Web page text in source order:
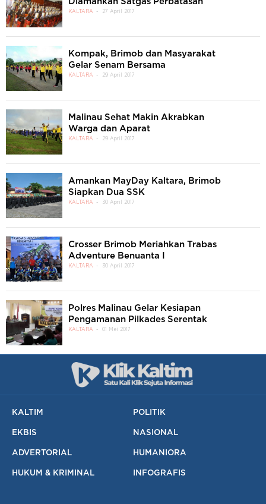
KALTARA 27 April 2017
Kompak, Brimob dan Masyarakat
Gelar Senam Bersama
KALTARA 29 April 2017
Malinau Sehat Makin Akrabkan
Warga dan Aparat
KALTARA 29 April 2017
Amankan MayDay Kaltara, Brimob
Siapkan Dua SSK
KALTARA 30 April 2017
Crosser Brimob Meriahkan Trabas
Adventure Benuanta I
KALTARA 30 April 2017
Polres Malinau Gelar Kesiapan
Pengamanan Pilkades Serentak
KALTARA 01 Mei 2017
KALTIM POLITIK
EKBIS NASIONAL
ADVERTORIAL HUMANIORA
HUKUM & KRIMINAL INFOGRAFIS